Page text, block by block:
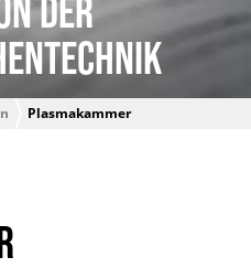
Plasmakammer